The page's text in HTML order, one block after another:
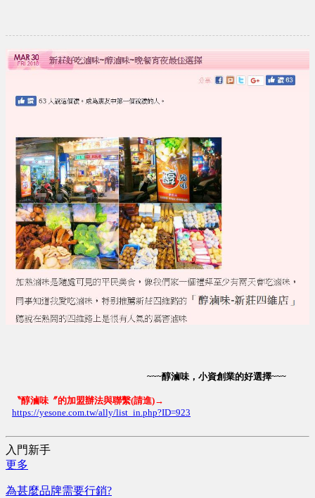
~~~醇滷味，小資創業的好選擇~~~
〝醇滷味〞的加盟辦法與聯繫(請進)→
https://yesone.com.tw/ally/list_in.php?ID=923
入門新手
更多
為甚麼品牌需要行銷?